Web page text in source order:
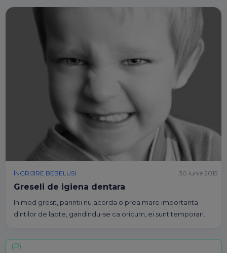
ÎNGRIJIRE BEBELUSI
Greseli de igiena dentara
In mod gresit, parintii nu acorda o prea mare importanta
dintilor de lapte, gandindu-se ca oricum, ei sunt temporari.
30 iunie 2015